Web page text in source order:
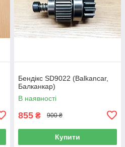
Бендікс SD9022 (Balkancar,
Балканкар)
В наявності
855 ₴ 900 ₴
Купити